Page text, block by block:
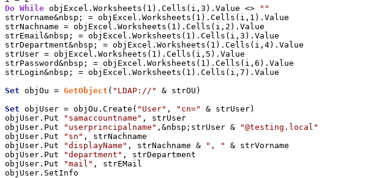
Do While objExcel.Worksheets(1).Cells(i,3).Value <>
""
strVorname&nbsp; = objExcel.Worksheets(1).Cells(i,1).Value
strNachname = objExcel.Worksheets(1).Cells(i,2).Value
strEmail&nbsp; = objExcel.Worksheets(1).Cells(i,3).Value
strDepartment&nbsp; = objExcel.Worksheets(1).Cells(i,4).Value
strUser = objExcel.Worksheets(1).Cells(i,5).Value
strPassword&nbsp; = objExcel.Worksheets(1).Cells(i,6).Value
strLogin&nbsp; = objExcel.Worksheets(1).Cells(i,7).Value
Set objOu = GetObject ( "LDAP://"
& strOU)
Set objUser = objOu.Create( "User" , "cn="
& strUser)
objUser.Put
"samaccountname" , strUser
objUser.Put
"userprincipalname" ,&nbsp;strUser &
"@testing.local"
objUser.Put
"sn" , strNachname
objUser.Put
"displayName" , strNachname & ", "
& strVorname
objUser.Put
"department" , strDepartment
objUser.Put
"mail" , strEMail
objUser.SetInfo